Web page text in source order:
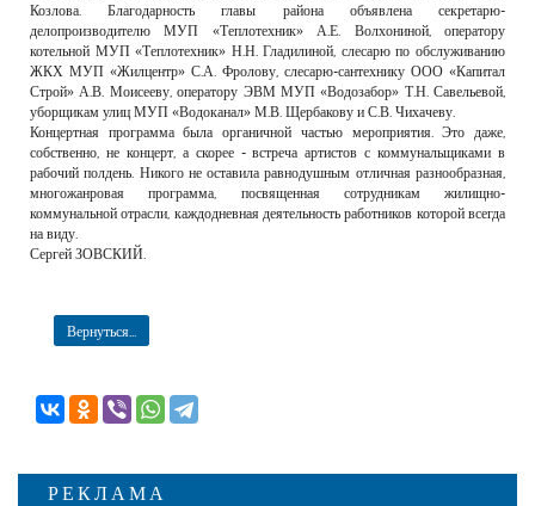
Козлова. Благодарность главы района объявлена секретарю-
делопроизводителю МУП «Теплотехник» А.Е. Волхониной, оператору
котельной МУП «Теплотехник» Н.Н. Гладилиной, слесарю по обслуживанию
ЖКХ МУП «Жилцентр» С.А. Фролову, слесарю-сантехнику ООО «Капитал
Строй» А.В. Моисееву, оператору ЭВМ МУП «Водозабор» Т.Н. Савельевой,
уборщикам улиц МУП «Водоканал» М.В. Щербакову и С.В. Чихачеву.
Концертная программа была органичной частью мероприятия. Это даже,
собственно, не концерт, а скорее - встреча артистов с коммунальщиками в
рабочий полдень. Никого не оставила равнодушным отличная разнообразная,
многожанровая программа, посвященная сотрудникам жилищно-
коммунальной отрасли, каждодневная деятельность работников которой всегда
на виду.
Сергей ЗОВСКИЙ.
Вернуться...
РЕКЛАМА